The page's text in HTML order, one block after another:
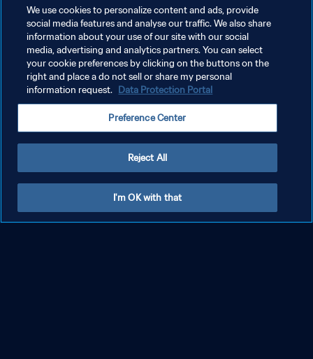
We use cookies to personalize content and ads, provide
social media features and analyse our traffic. We also share
information about your use of our site with our social
media, advertising and analytics partners. You can select
your cookie preferences by clicking on the buttons on the
right and place a do not sell or share my personal
information request. Data Protection Portal
Preference Center
Reject All
I'm OK with that